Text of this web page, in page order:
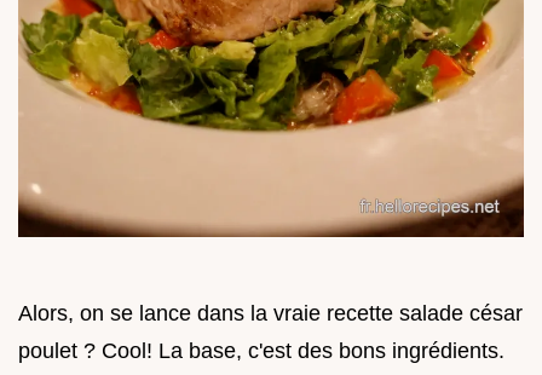
Alors, on se lance dans la vraie recette salade césar
poulet ? Cool! La base, c'est des bons ingrédients.